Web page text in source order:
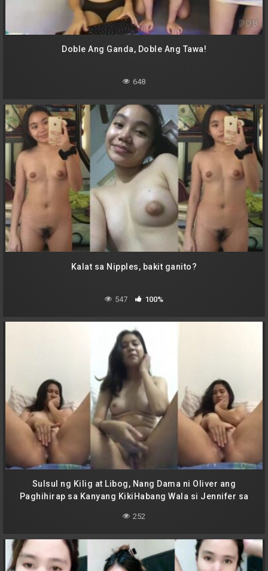
Doble Ang Ganda, Doble Ang Tawa!
648
Kalat sa Nipples, bakit ganito?
547 100%
Sulsul ng Kilig at Libog, Nang Dama ni Oliver ang
Paghihirap sa Kanyang KikiHabang Wala si Jennifer sa
252